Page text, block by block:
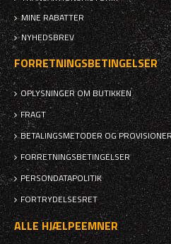
MINE RABATTER
NYHEDSBREV
FORRETNINGSBETINGELSER
OPLYSNINGER OM BUTIKKEN
FRAGT
BETALINGSMETODER OG
FORRETNINGSBETINGELSER
PERSONDATAPOLITIK
FORTRYDELSESRET
ALLE HJÆLPEEMNER